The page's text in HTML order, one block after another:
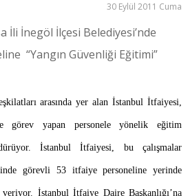
30 Eylül 2011 Cuma
İli İnegöl İlçesi Belediyesi’nde
“Yangın Güvenliği Eğitimi”
arasında yer alan İstanbul İtfaiyesi,
görev yapan personele yönelik eğitim
İstanbul İtfaiyesi, bu çalışmalar
görevli 53 itfaiye personeline yerinde
İstanbul İtfaiye Daire Başkanlığı’na